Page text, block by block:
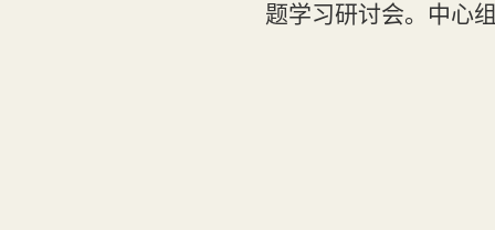
题学习研讨会。中心